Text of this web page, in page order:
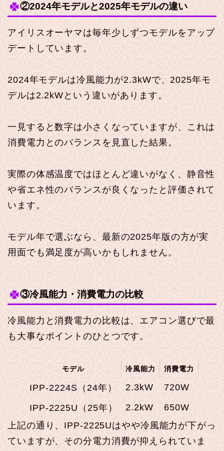
②2024年モデルと2025年モデルの違い
アイリスオーヤマは毎年少しずつモデルをアップ
デートしています。
2024年モデルは冷風能力が2.3kWで、2025年モ
デルは2.2kWという違いがあります。
一見すると数字は小さくなっていますが、これは
消費電力とのバランスを見直した結果。
実際の体感温度ではほとんど違いがなく、静音性
や省エネ性のバランスが良くなったと評価されて
います。
モデル年で選ぶなら、最新の2025年版の方が実
用面でも満足度が高いかもしれません。
③冷風能力・消費電力の比較
冷風能力と消費電力の比較は、エアコン選びで最
も大事なポイントのひとつです。
モデル 冷風能力 消費電力
IPP-2224S（24年） 2.3kW 720W
IPP-2225U（25年） 2.2kW
650W
上記の通り、IPP-2225Uはやや冷風能力が下がっ
ていますが、その分電力消費が抑えられていま